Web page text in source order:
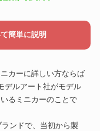
簡単に説明
カーに詳しい方ならば
デルアート社がモデル
るミニカーのことで
ンドで、当初から製